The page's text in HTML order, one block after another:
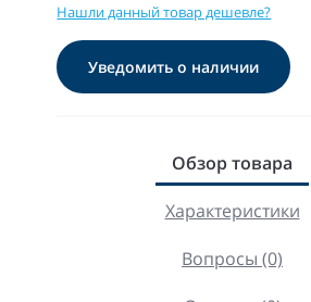
Нашли данный товар дешевле?
Уведомить о наличии
Обзор товара
Характеристики
Вопросы (0)